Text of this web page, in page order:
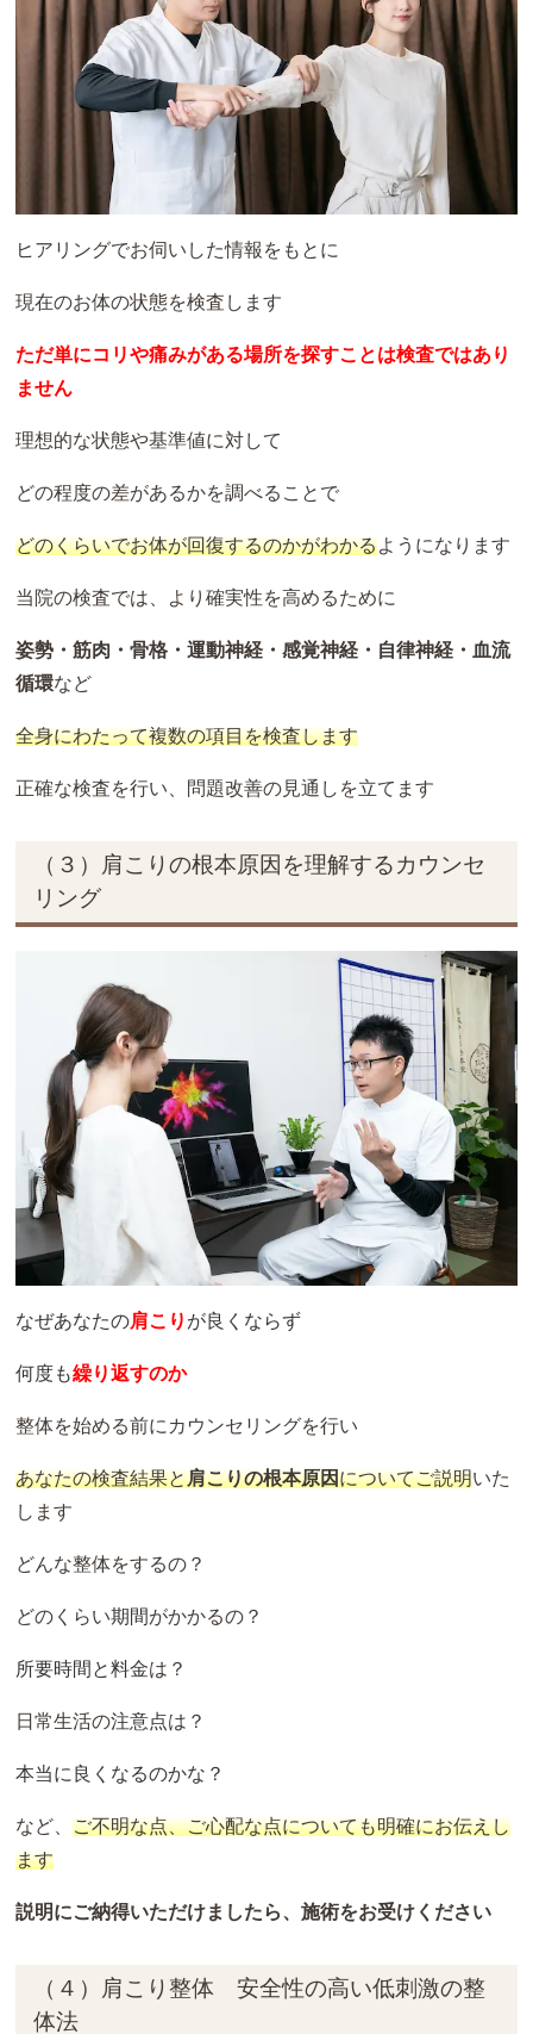
ヒアリングでお伺いした情報をもとに
現在のお体の状態を検査します
ただ単にコリや痛みがある場所を探すことは検査ではあり
ません
理想的な状態や基準値に対して
どの程度の差があるかを調べることで
どのくらいでお体が回復するのかがわかるようになります
当院の検査では、より確実性を高めるために
姿勢・筋肉・骨格・運動神経・感覚神経・自律神経・血流
循環など
全身にわたって複数の項目を検査します
正確な検査を行い、問題改善の見通しを立てます
（３）肩こりの根本原因を理解するカウンセ
リング
なぜあなたの肩こり が良くならず
何度も繰り返すのか
整体を始める前にカウンセリングを行い
あなたの検査結果と肩こりの根本原因についてご説明いた
します
どんな整体をするの？
どのくらい期間がかかるの？
所要時間と料金は？
日常生活の注意点は？
本当に良くなるのかな？
など、ご不明な点、ご心配な点についても明確にお伝えし
ます
説明にご納得いただけましたら、施術をお受けください
（４）肩こり整体 安全性の高い低刺激の整
体法